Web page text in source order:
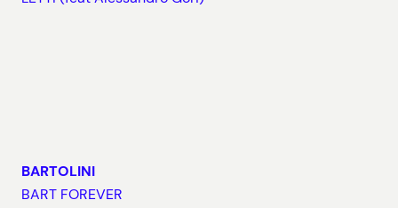
BARTOLINI
BART FOREVER